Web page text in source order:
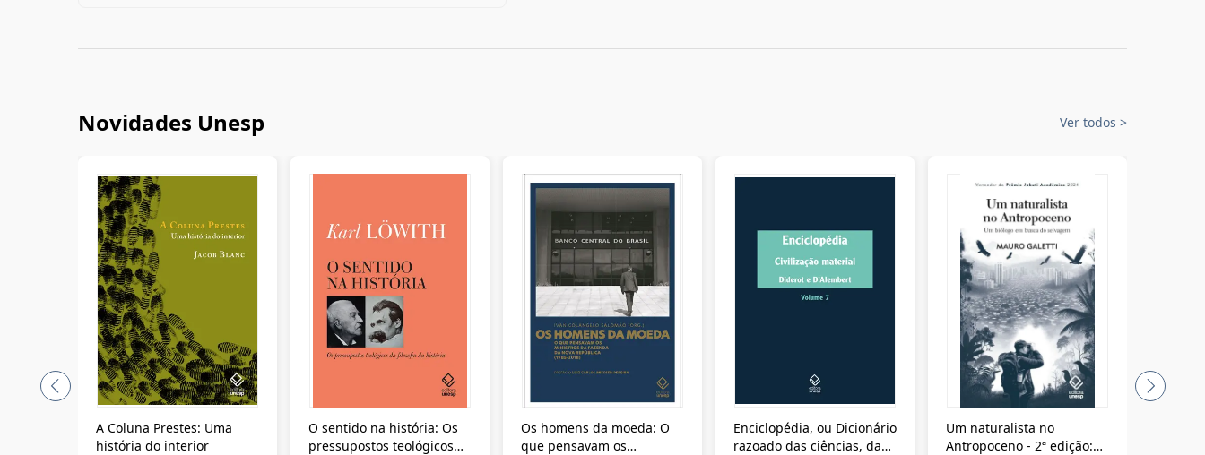
Novidades Unesp Ver todos >
A Coluna Prestes: Uma
história do interior
O sentido na história: Os
pressupostos teológicos
Os homens da moeda: O
que pensavam os
Enciclopédia, ou Dicionário
razoado das ciências, das
Um naturalista no
Antropoceno - 2ª edição: